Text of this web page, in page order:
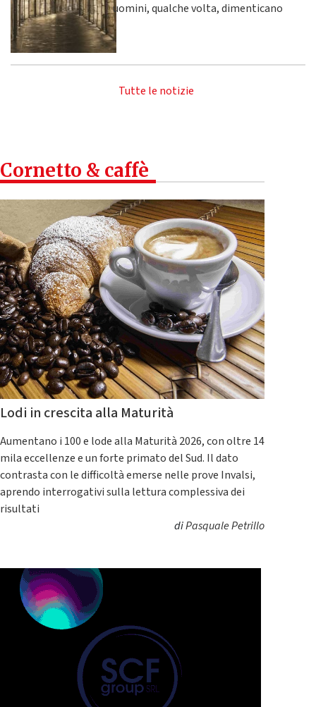
uomini, qualche volta, dimenticano
Tutte le notizie
Cornetto & caffè
Lodi in crescita alla Maturità
Aumentano i 100 e lode alla Maturità 2026, con oltre 14
mila eccellenze e un forte primato del Sud. Il dato
contrasta con le difficoltà emerse nelle prove Invalsi,
aprendo interrogativi sulla lettura complessiva dei
risultati
diPasquale Petrillo